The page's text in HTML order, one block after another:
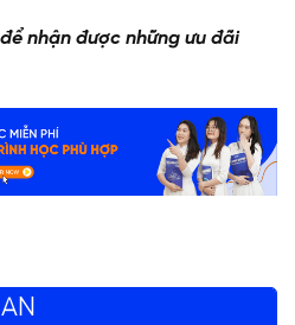
nhận được những ưu đãi